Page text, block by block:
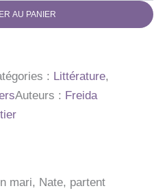
AU PANIER
: Littérature,
Auteurs : Freida
mari, Nate, partent